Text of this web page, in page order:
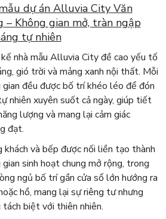
dự án Alluvia City Văn
– Không gian mở, tràn ngập
tự nhiên
nhà mẫu Alluvia City đề cao yếu tố
gió trời và mảng xanh nội thất. Mỗi
gian đều được bố trí khéo léo để đón
nhiên xuyên suốt cả ngày, giúp tiết
lượng và mang lại cảm giác
đạt.
khách và bếp được nối liền tạo thành
gian sinh hoạt chung mở rộng, trong
ngủ bố trí gần cửa sổ lớn hướng ra
hồ, mang lại sự riêng tư nhưng
tách biệt với thiên nhiên.